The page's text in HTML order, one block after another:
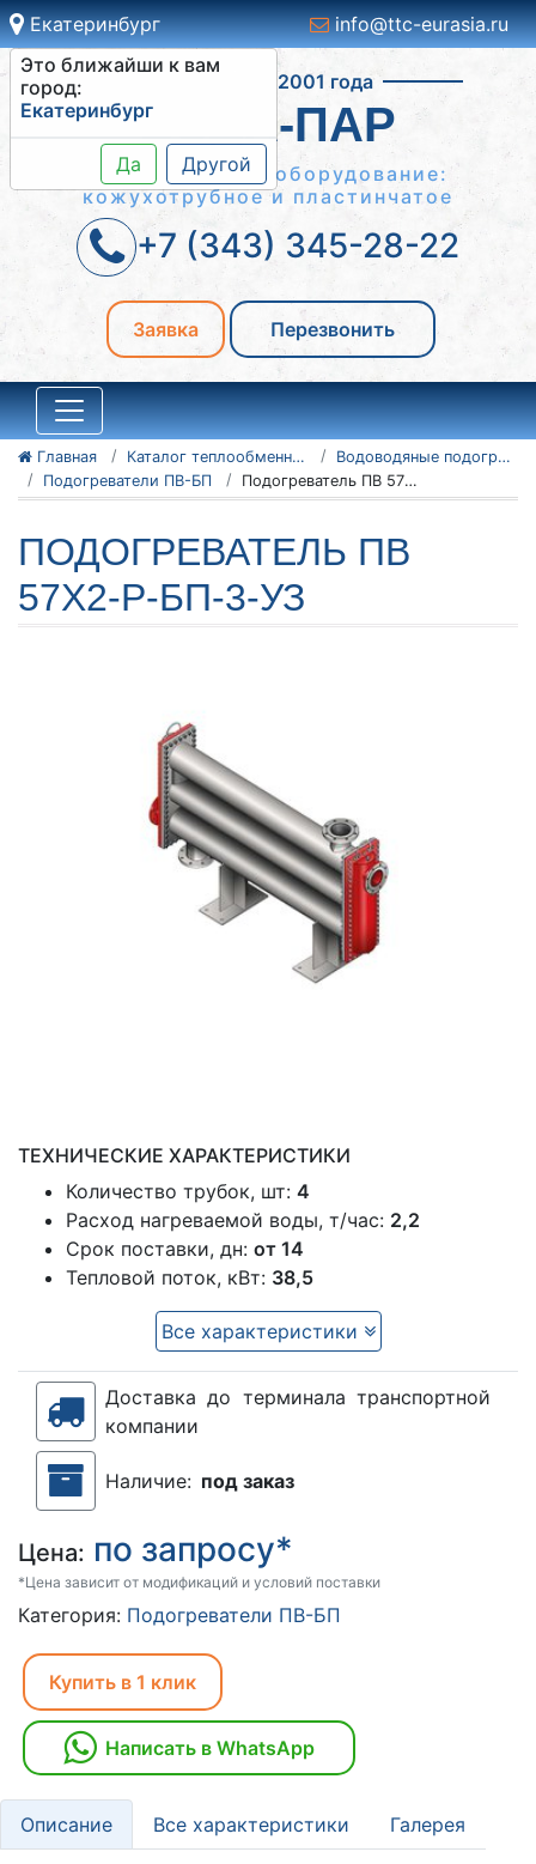
Екатеринбург
Это ближайши к вам
город:
Екатеринбург
Да Другой
info@ttc-eurasia.ru
Работаем с 2001 года
ВОДА-ПАР
Теплообменное оборудование:
кожухотрубное и пластинчатое
+7 (343) 345-28-22
Заявка Перезвонить
Главная Каталог теплообменного оборудования
Водоводяные подогреватели
Подогреватели ПВ-БП
Подогреватель ПВ 57x2-Р-БП-3-Уз
ПОДОГРЕВАТЕЛЬ ПВ
57X2-Р-БП-3-УЗ
ТЕХНИЧЕСКИЕ ХАРАКТЕРИСТИКИ
Количество трубок, шт: 4
Расход нагреваемой воды, т/час: 2,2
Срок поставки, дн: от 14
Тепловой поток, кВт: 38,5
Все характеристики
Доставка до терминала транспортной
компании
Наличие: под заказ
Цена: по запросу*
*Цена зависит от модификаций и условий поставки
Категория: Подогреватели ПВ-БП
Купить в 1 клик
Написать в WhatsApp
Описание Все характеристики Галерея